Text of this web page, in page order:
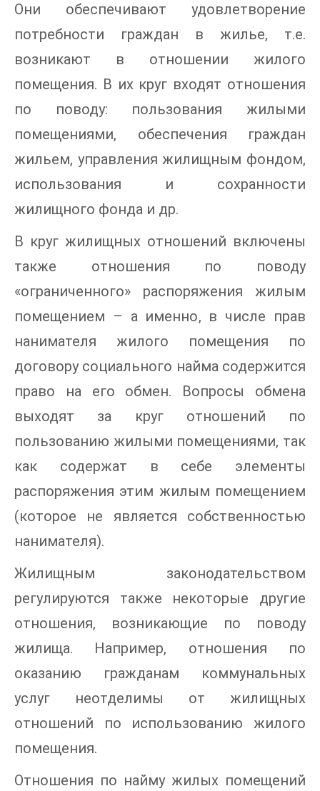
Они обеспечивают удовлетворение
потребности граждан в жилье, т.е.
возникают в отношении жилого
помещения. В их круг входят отношения
по поводу: пользования жилыми
помещениями, обеспечения граждан
жильем, управления жилищным фондом,
использования и сохранности
жилищного фонда и др.
В круг жилищных отношений включены
также отношения по поводу
«ограниченного» распоряжения жилым
помещением – а именно, в числе прав
нанимателя жилого помещения по
договору социального найма содержится
право на его обмен. Вопросы обмена
выходят за круг отношений по
пользованию жилыми помещениями, так
как содержат в себе элементы
распоряжения этим жилым помещением
(которое не является собственностью
нанимателя).
Жилищным законодательством
регулируются также некоторые другие
отношения, возникающие по поводу
жилища. Например, отношения по
оказанию гражданам коммунальных
услуг неотделимы от жилищных
отношений по использованию жилого
помещения.
Отношения по найму жилых помещений